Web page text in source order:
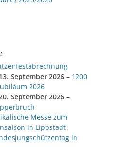
13. September 2026 – 1200
2026
September 2026 –
Messe zum
in Lippstadt
in